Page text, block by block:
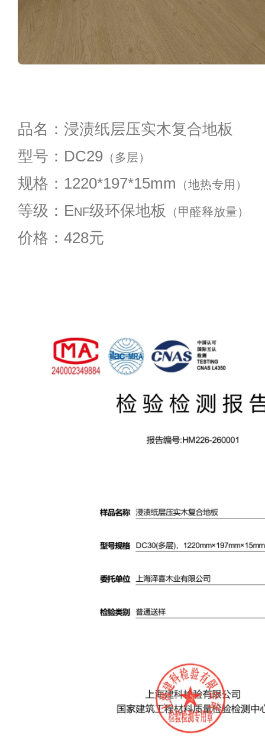
品名：浸渍纸层压实木复合地板
型号：DC29 （多层）
规格：1220*197*15mm （地热专用）
等级：ENF级环保地板 （甲醛释放量）
价格：428元